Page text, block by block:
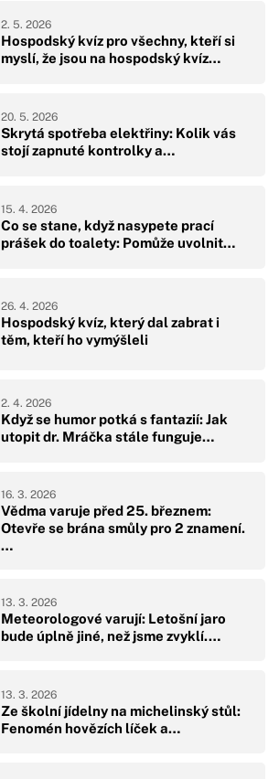
Hospodský kvíz pro všechny, kteří si
myslí, že jsou na hospodský kvíz…
2. 5. 2026
Skrytá spotřeba elektřiny: Kolik vás
stojí zapnuté kontrolky a…
20. 5. 2026
Co se stane, když nasypete prací
prášek do toalety: Pomůže uvolnit…
15. 4. 2026
Hospodský kvíz, který dal zabrat i
těm, kteří ho vymýšleli
26. 4. 2026
Když se humor potká s fantazií: Jak
utopit dr. Mráčka stále funguje…
2. 4. 2026
Vědma varuje před 25. březnem:
Otevře se brána smůly pro 2 znamení.
…
16. 3. 2026
Meteorologové varují: Letošní jaro
bude úplně jiné, než jsme zvyklí.…
13. 3. 2026
Ze školní jídelny na michelinský stůl:
Fenomén hovězích líček a…
13. 3. 2026